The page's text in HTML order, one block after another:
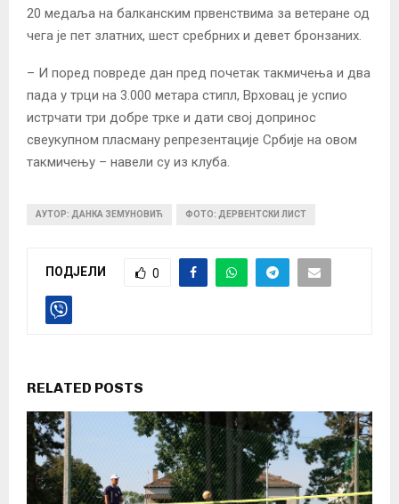
20 медаља на балканским првенствима за ветеране од
чега је пет златних, шест сребрних и девет бронзаних.
– И поред повреде дан пред почетак такмичења и два
пада у трци на 3.000 метара стипл, Врховац је успио
истрчати три добре трке и дати свој допринос
свеукупном пласману репрезентације Србије на овом
такмичењу – навели су из клуба.
АУТОР: ДАНКА ЗЕМУНОВИЋ ФОТО: ДЕРВЕНТСКИ ЛИСТ
ПОДЈЕЛИ 0
RELATED POSTS